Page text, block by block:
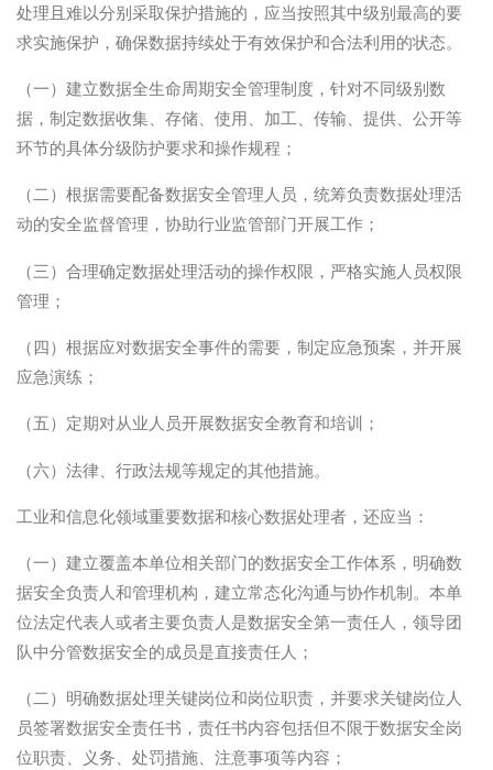
处理且难以分别采取保护措施的，应当按照其中级别最高的要
求实施保护，确保数据持续处于有效保护和合法利用的状态。
（一）建立数据全生命周期安全管理制度，针对不同级别数
据，制定数据收集、存储、使用、加工、传输、提供、公开等
环节的具体分级防护要求和操作规程；
（二）根据需要配备数据安全管理人员，统筹负责数据处理活
动的安全监督管理，协助行业监管部门开展工作；
（三）合理确定数据处理活动的操作权限，严格实施人员权限
管理；
（四）根据应对数据安全事件的需要，制定应急预案，并开展
应急演练；
（五）定期对从业人员开展数据安全教育和培训；
（六）法律、行政法规等规定的其他措施。
工业和信息化领域重要数据和核心数据处理者，还应当：
（一）建立覆盖本单位相关部门的数据安全工作体系，明确数
据安全负责人和管理机构，建立常态化沟通与协作机制。本单
位法定代表人或者主要负责人是数据安全第一责任人，领导团
队中分管数据安全的成员是直接责任人；
（二）明确数据处理关键岗位和岗位职责，并要求关键岗位人
员签署数据安全责任书，责任书内容包括但不限于数据安全岗
位职责、义务、处罚措施、注意事项等内容；